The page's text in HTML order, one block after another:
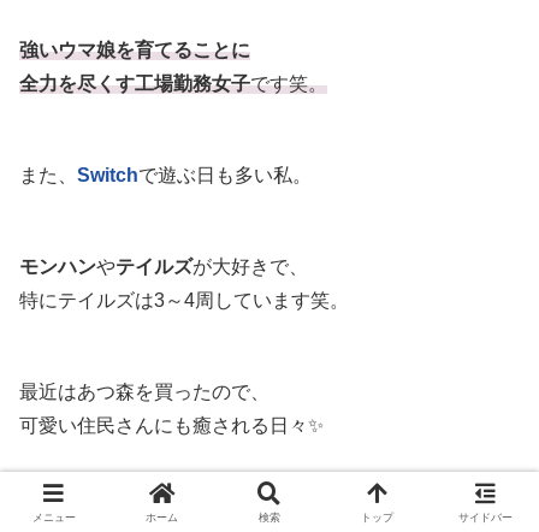
強いウマ娘を育てることに
全力を尽くす工場勤務女子です笑。
また、 Switchで遊ぶ日も多い私。
モンハンやテイルズが大好きで、
特にテイルズは3～4周しています笑。
最近はあつ森を買ったので、
可愛い住民さんにも癒される日々✨
おすすめのゲームソフトが
メニュー ホーム 検索 トップ サイドバー